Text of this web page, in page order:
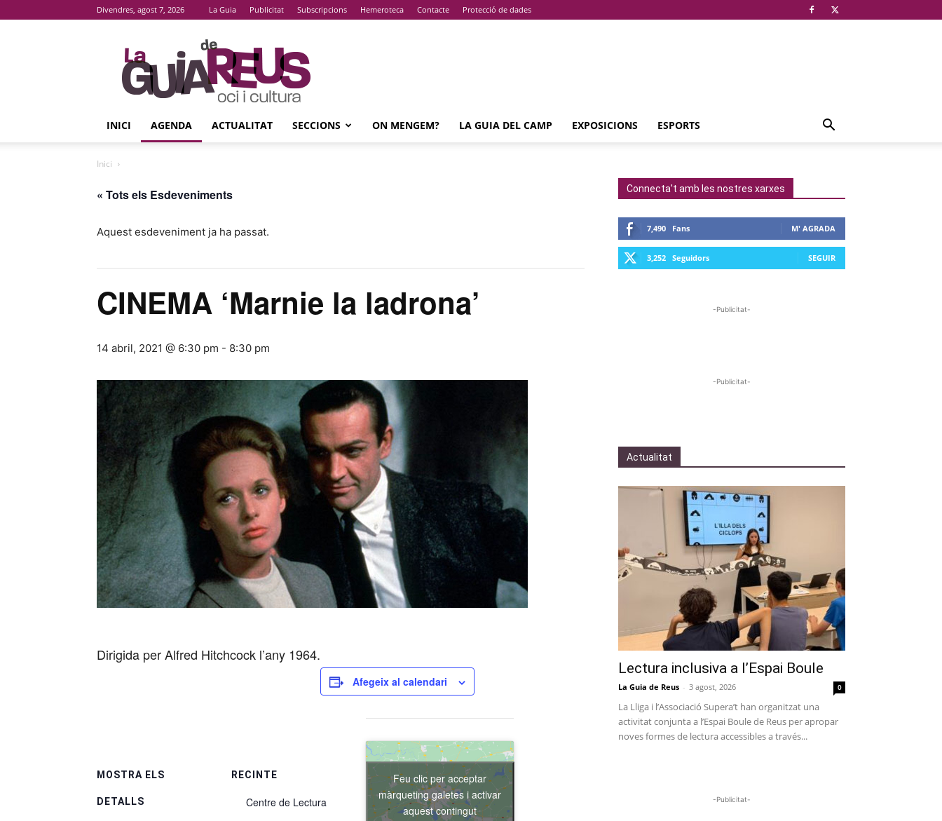
Divendres, agost 7, 2026 La Guia Publicitat Subscripcions Hemeroteca Contacte Protecció de dades
La
Guia
De
Reus
INICI AGENDA ACTUALITAT SECCIONS ON MENGEM? LA GUIA DEL CAMP EXPOSICIONS ESPORTS
Inici
« Tots els Esdeveniments
Aquest esdeveniment ja ha passat.
CINEMA ‘Marnie la ladrona’
14 abril, 2021 @ 6:30 pm - 8:30 pm
Dirigida per Alfred Hitchcock l’any 1964.
Afegeix al calendari
MOSTRA ELS
DETALLS
RECINTE
Centre de Lectura
Feu clic per acceptar
màrqueting galetes i activar
aquest contingut
Connecta't amb les nostres xarxes
7,490 Fans M' AGRADA
3,252 Seguidors SEGUIR
-Publicitat-
-Publicitat-
Actualitat
Lectura inclusiva a l’Espai Boule
La Guia de Reus - 3 agost, 2026 0
La Lliga i l’Associació Supera’t han organitzat una
activitat conjunta a l’Espai Boule de Reus per apropar
noves formes de lectura accessibles a través...
-Publicitat-